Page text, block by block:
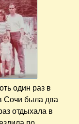
один раз в
Сочи была два
отдыхала в